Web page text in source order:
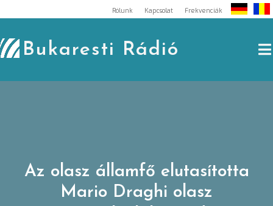
to
content
Rólunk Kapcsolat Frekvenciák
Bukaresti Rádió
Az olasz államfő elutasította
Mario Draghi olasz